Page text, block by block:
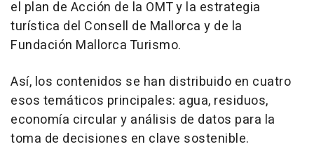
el plan de Acción de la OMT y la estrategia
turística del Consell de Mallorca y de la
Fundación Mallorca Turismo.
Así, los contenidos se han distribuido en cuatro
esos temáticos principales: agua, residuos,
economía circular y análisis de datos para la
toma de decisiones en clave sostenible.